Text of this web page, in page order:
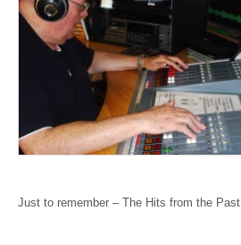
Just to remember – The Hits from the Past